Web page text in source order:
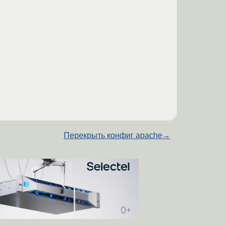
Перекрыть конфиг apache→